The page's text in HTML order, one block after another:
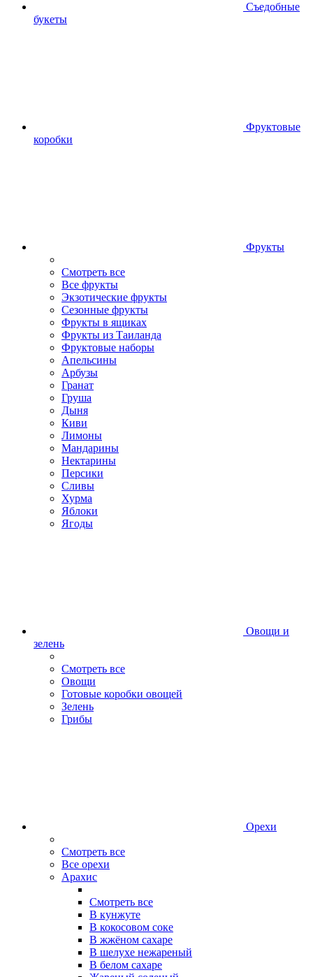
Съедобные
букеты
Фруктовые
коробки
Фрукты
Смотреть все
Все фрукты
Экзотические фрукты
Сезонные фрукты
Фрукты в ящиках
Фрукты из Таиланда
Фруктовые наборы
Апельсины
Арбузы
Гранат
Груша
Дыня
Киви
Лимоны
Мандарины
Нектарины
Персики
Сливы
Хурма
Яблоки
Ягоды
Овощи и
зелень
Смотреть все
Овощи
Готовые коробки овощей
Зелень
Грибы
Орехи
Смотреть все
Все орехи
Арахис
Смотреть все
В кунжуте
В кокосовом соке
В жжёном сахаре
В шелухе нежареный
В белом сахаре